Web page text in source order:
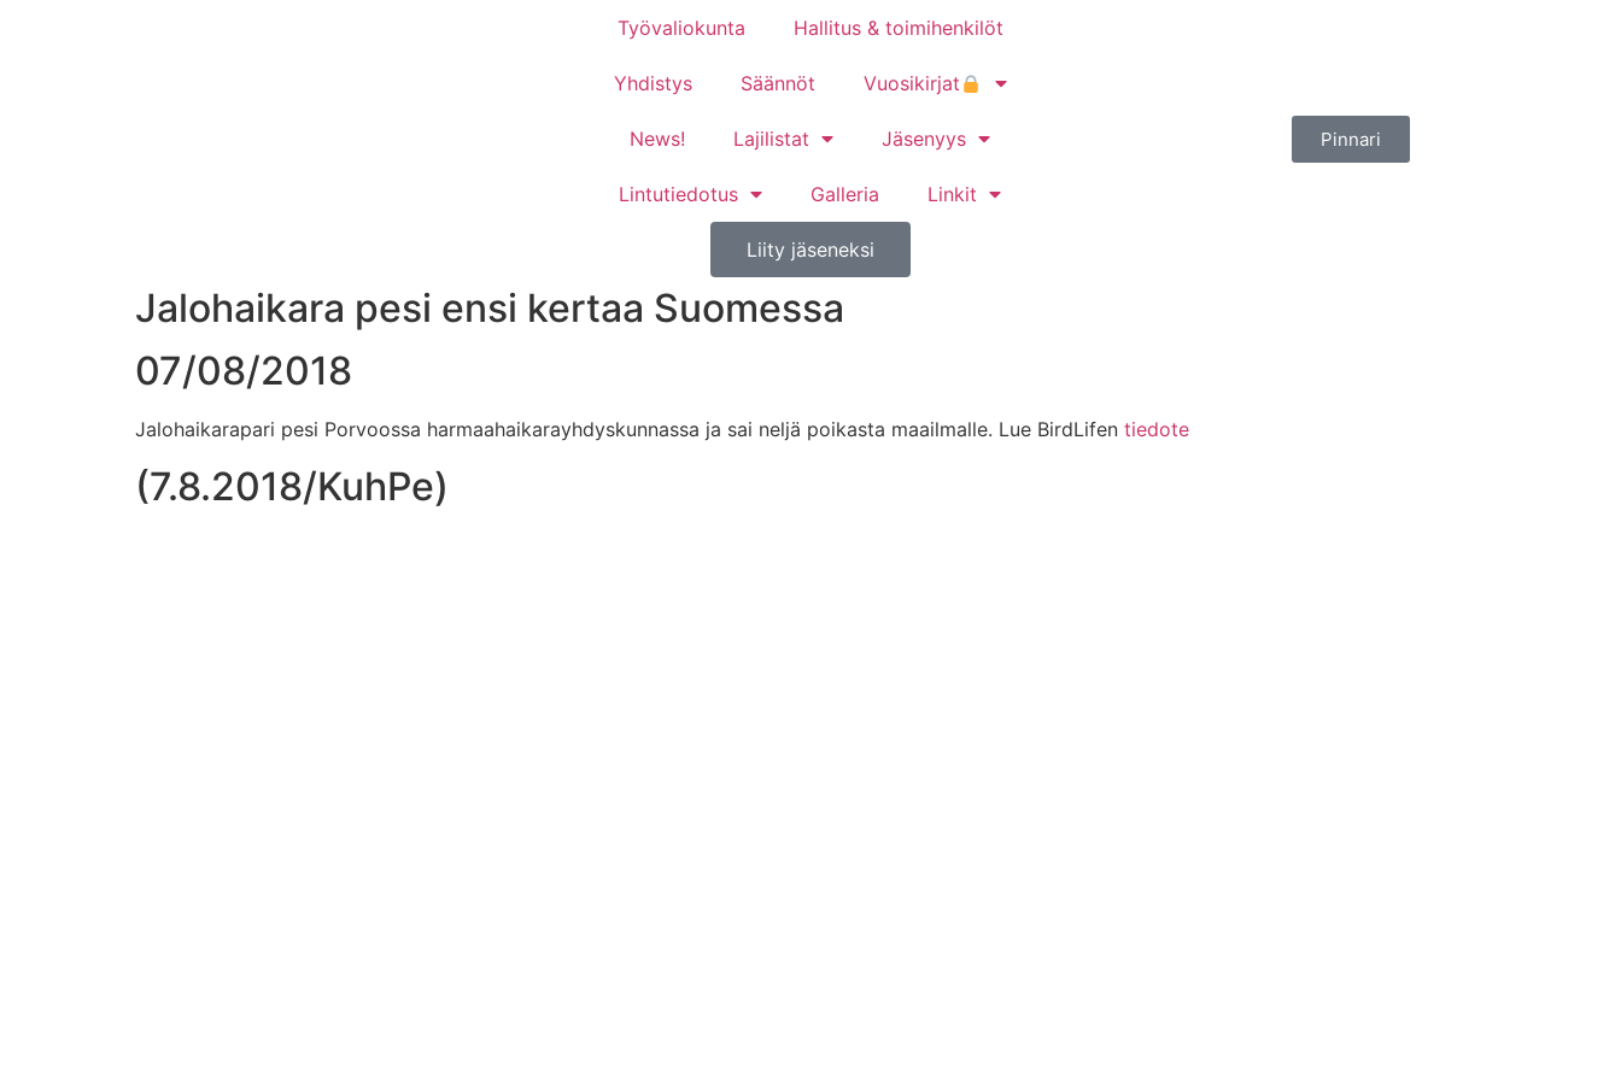
Työvaliokunta Hallitus & toimihenkilöt
Yhdistys Säännöt Vuosikirjat
News! Lajilistat Jäsenyys
Lintutiedotus Galleria Linkit
Liity jäseneksi
Pinnari
Jalohaikara pesi ensi kertaa Suomessa
07/08/2018
Jalohaikarapari pesi Porvoossa harmaahaikarayhdyskunnassa ja sai neljä poikasta maailmalle. Lue BirdLifen tiedote
(7.8.2018/KuhPe)